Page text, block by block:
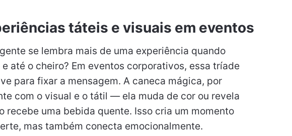
táteis e visuais em eventos
se lembra mais de uma experiência quando
até o cheiro? Em eventos corporativos, essa tríade
para fixar a mensagem. A caneca mágica, por
com o visual e o tátil — ela muda de cor ou revela
recebe uma bebida quente. Isso cria um momento
mas também conecta emocionalmente.